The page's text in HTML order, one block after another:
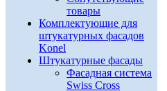
товары
Комплектующие для
штукатурных фасадов
Konel
Штукатурные фасады
Фасадная система
Swiss Cross